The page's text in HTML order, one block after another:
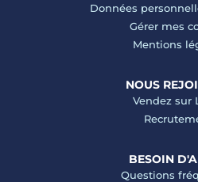
Données
Gérer mes
Mentions
NOUS
Vendez sur
BESOIN
Questions